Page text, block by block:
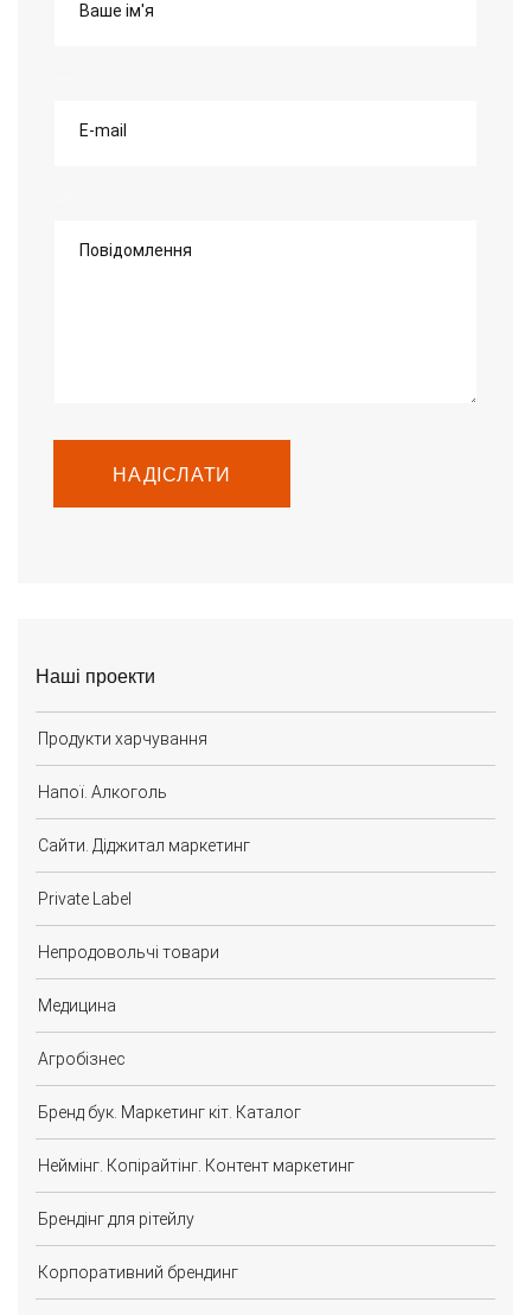
Ваше ім'я
E-mail
Повідомлення
НАДІСЛАТИ
Наші проекти
Продукти харчування
Напої. Алкоголь
Сайти. Діджитал маркетинг
Private Label
Непродовольчі товари
Медицина
Агробізнес
Бренд бук. Маркетинг кіт. Каталог
Неймінг. Копірайтінг. Контент маркетинг
Брендінг для рітейлу
Корпоративний брендинг